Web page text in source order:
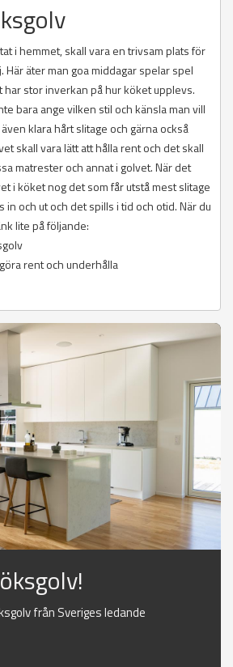
i hemmet, skall vara en trivsam plats för
Här äter man goa middagar spelar spel
har stor inverkan på hur köket upplevs.
bara ange vilken stil och känsla man vill
klara hårt slitage och gärna också
skall vara lätt att hålla rent och det skall
matrester och annat i golvet. När det
i köket nog det som får utstå mest slitage
in och ut och det spills i tid och otid. När du
lite på följande:
rent och underhålla
från Sveriges ledande